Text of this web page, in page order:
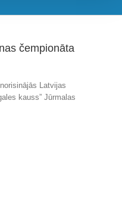
čempionāta
Latvijas
kauss” Jūrmalas